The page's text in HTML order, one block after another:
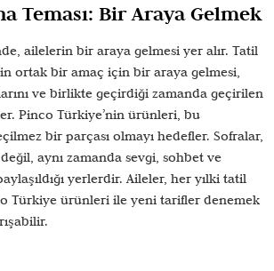
Teması: Bir Araya Gelmek
ailelerin bir araya gelmesi yer alır. Tatil
ortak bir amaç için bir araya gelmesi,
ve birlikte geçirdiği zamanda geçirilen
Pinco Türkiye’nin ürünleri, bu
bir parçası olmayı hedefler. Sofralar,
aynı zamanda sevgi, sohbet ve
yerlerdir. Aileler, her yılki tatil
Türkiye ürünleri ile yeni tarifler denemek